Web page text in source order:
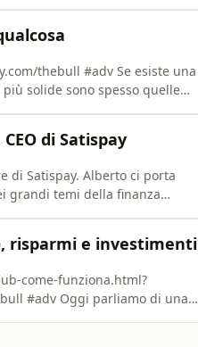
#adv Se esiste una
solide sono spesso quelle
di Satispay
ci porta
grandi temi della finanza
risparmi e investimenti
di una